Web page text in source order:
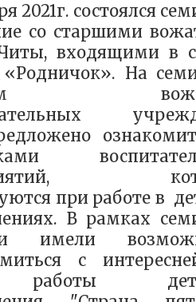
2021г. состоялся
со старшими
входящими в
На
при работе в
В рамках
имели
с
работы